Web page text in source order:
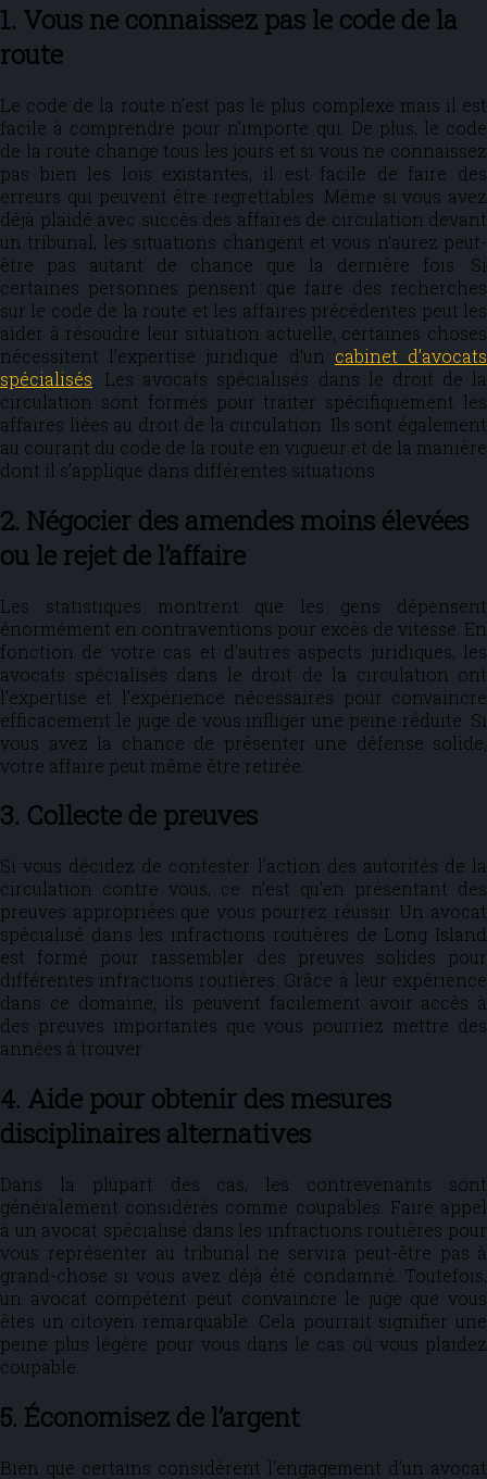
1. Vous ne connaissez pas le code de la
route
Le code de la route n’est pas le plus complexe mais il est
facile à comprendre pour n’importe qui. De plus, le code
de la route change tous les jours et si vous ne connaissez
pas bien les lois existantes, il est facile de faire des
erreurs qui peuvent être regrettables. Même si vous avez
déjà plaidé avec succès des affaires de circulation devant
un tribunal, les situations changent et vous n’aurez peut-
être pas autant de chance que la dernière fois. Si
certaines personnes pensent que faire des recherches
sur le code de la route et les affaires précédentes peut les
aider à résoudre leur situation actuelle, certaines choses
nécessitent l’expertise juridique d’un cabinet d’avocats
spécialisés . Les avocats spécialisés dans le droit de la
circulation sont formés pour traiter spécifiquement les
affaires liées au droit de la circulation. Ils sont également
au courant du code de la route en vigueur et de la manière
dont il s’applique dans différentes situations.
2. Négocier des amendes moins élevées
ou le rejet de l’affaire
Les statistiques montrent que les gens dépensent
énormément en contraventions pour excès de vitesse. En
fonction de votre cas et d’autres aspects juridiques, les
avocats spécialisés dans le droit de la circulation ont
l’expertise et l’expérience nécessaires pour convaincre
efficacement le juge de vous infliger une peine réduite. Si
vous avez la chance de présenter une défense solide,
votre affaire peut même être retirée.
3. Collecte de preuves
Si vous décidez de contester l’action des autorités de la
circulation contre vous, ce n’est qu’en présentant des
preuves appropriées que vous pourrez réussir. Un avocat
spécialisé dans les infractions routières de Long Island
est formé pour rassembler des preuves solides pour
différentes infractions routières. Grâce à leur expérience
dans ce domaine, ils peuvent facilement avoir accès à
des preuves importantes que vous pourriez mettre des
années à trouver.
4. Aide pour obtenir des mesures
disciplinaires alternatives
Dans la plupart des cas, les contrevenants sont
généralement considérés comme coupables. Faire appel
à un avocat spécialisé dans les infractions routières pour
vous représenter au tribunal ne servira peut-être pas à
grand-chose si vous avez déjà été condamné. Toutefois,
un avocat compétent peut convaincre le juge que vous
êtes un citoyen remarquable. Cela pourrait signifier une
peine plus légère pour vous dans le cas où vous plaidez
coupable.
5. Économisez de l’argent
Bien que certains considèrent l’engagement d’un avocat